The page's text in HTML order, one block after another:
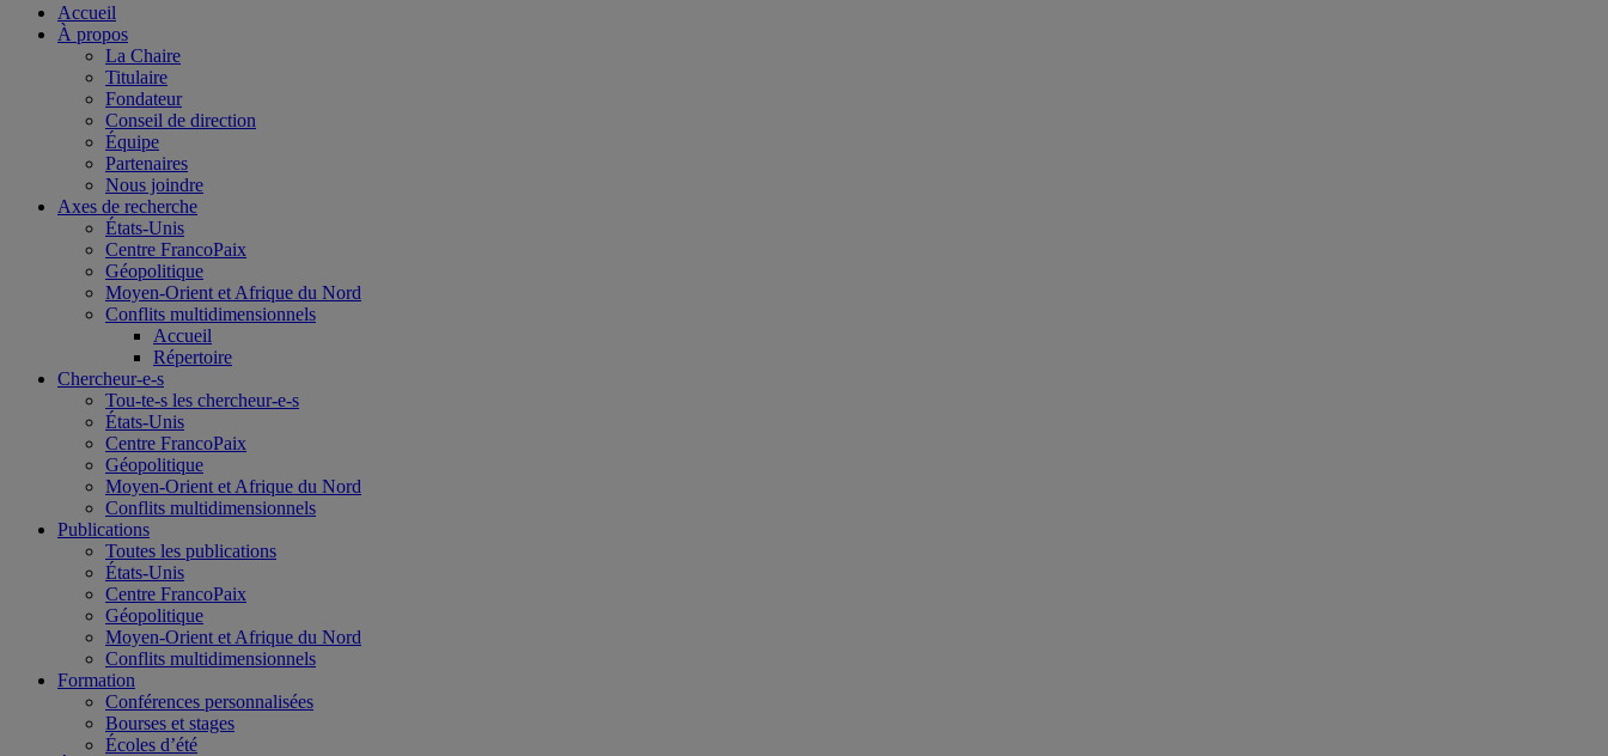
Accueil
À propos
La Chaire
Titulaire
Fondateur
Conseil de direction
Équipe
Partenaires
Nous joindre
Axes de recherche
États-Unis
Centre FrancoPaix
Géopolitique
Moyen-Orient et Afrique du Nord
Conflits multidimensionnels
Accueil
Répertoire
Chercheur-e-s
Tou-te-s les chercheur-e-s
États-Unis
Centre FrancoPaix
Géopolitique
Moyen-Orient et Afrique du Nord
Conflits multidimensionnels
Publications
Toutes les publications
États-Unis
Centre FrancoPaix
Géopolitique
Moyen-Orient et Afrique du Nord
Conflits multidimensionnels
Formation
Conférences personnalisées
Bourses et stages
Écoles d’été